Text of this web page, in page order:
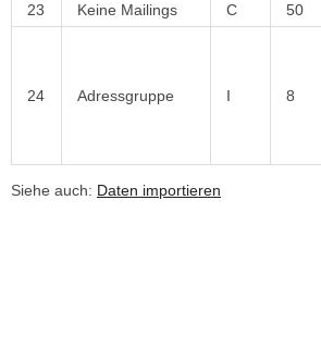
23
Keine Mailings C 50
24 Adressgruppe I 8
Siehe auch: Daten importieren